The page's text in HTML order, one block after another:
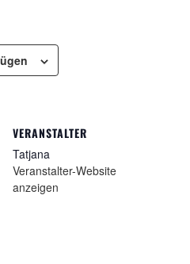
VERANSTALTER
Tatjana
Veranstalter-Website
anzeigen